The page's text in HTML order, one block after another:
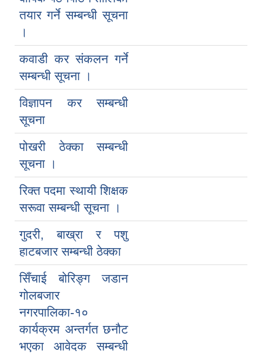
तयार गर्ने सम्बन्धी सूचना
।
कवाडी कर संकलन गर्ने
सम्बन्धी सूचना ।
विज्ञापन कर सम्बन्धी
सूचना
पोखरी ठेक्का सम्बन्धी
सूचना ।
रिक्त पदमा स्थायी शिक्षक
सरूवा सम्बन्धी सूचना ।
गुदरी, बाख्रा र पशु
हाटबजार सम्बन्धी ठेक्का
सिँचाई बोरिङ्ग जडान
गोलबजार
नगरपालिका-१०
कार्यक्रम अन्तर्गत छनौट
भएका आवेदक सम्बन्धी